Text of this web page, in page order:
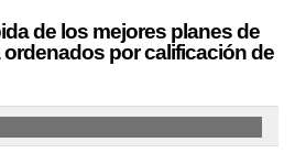
de los mejores planes de
ordenados por calificación de